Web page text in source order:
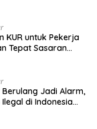
KUR untuk Pekerja
Tepat Sasaran
Jadi Alarm,
di Indonesia